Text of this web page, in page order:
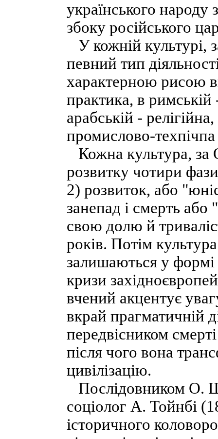
українського народу
збоку російського
У кожній культурі,
певний тип
характерною рисою
практика, в римській
арабській -
промислово-
Кожна культура,
розвитку чотири
2) розвиток, або
занепад і смерть або
свою долю й
років. Потім
залишаються у формі
кризи
вчений акцентує
вкрай прагматичній
передвісником
після чого вона
цивілізацію.
Послідовником О.
соціолог А. Тойнбі
історичного